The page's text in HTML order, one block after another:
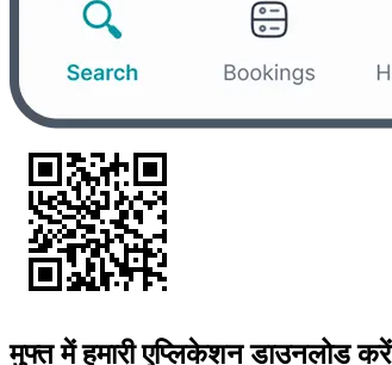
मुफ्त में हमारी एप्लिकेशन डाउनलोड करें